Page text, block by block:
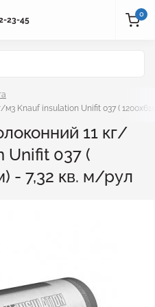
23-45
0
м3 Knauf insulation Unifit 037 (
11 кг/
Unifit 037 (
- 7,32 кв. м/рул